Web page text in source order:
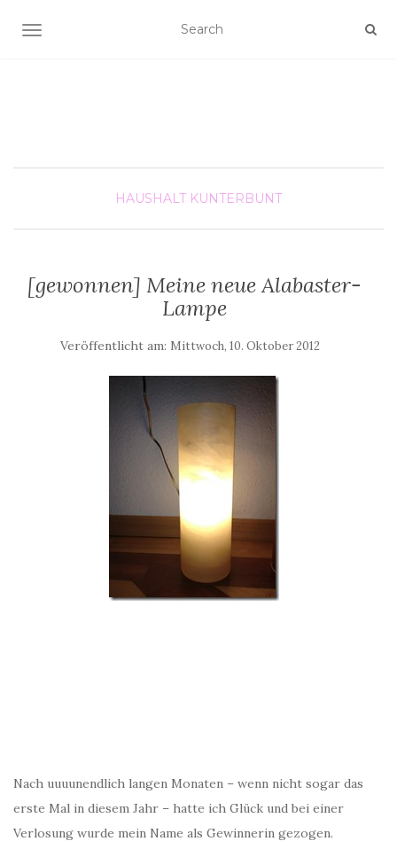
SCHALTE NAVIGATION
HAUSHALT KUNTERBUNT
[gewonnen] Meine neue Alabaster-
Lampe
Veröffentlicht am: Mittwoch, 10. Oktober 2012
Nach uuuunendlich langen Monaten – wenn nicht sogar das
erste Mal in diesem Jahr – hatte ich Glück und bei einer
Verlosung wurde mein Name als Gewinnerin gezogen.